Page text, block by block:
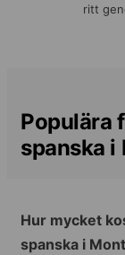
ritt
Populära
spanska i
Hur mycket
spanska i